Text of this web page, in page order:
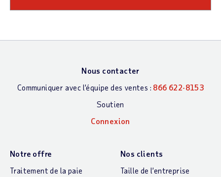
Nous contacter
Communiquer avec l’équipe des ventes : 866 622-8153
Soutien
Connexion
Notre offre
Traitement de la paie
Nos clients
Taille de l’entreprise